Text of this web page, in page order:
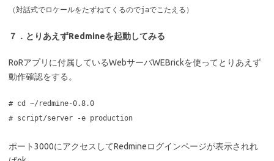
（対話式でロケールをたずねてくるのでjaでこたえる）
７．とりあえずRedmineを起動してみる
RoRアプリに付属しているWebサーバWEBrickを使ってとりあえず
動作確認をする。
# cd ~/redmine-0.8.0
# script/server -e production
ポート3000にアクセスしてRedmineログインページが表示されれ